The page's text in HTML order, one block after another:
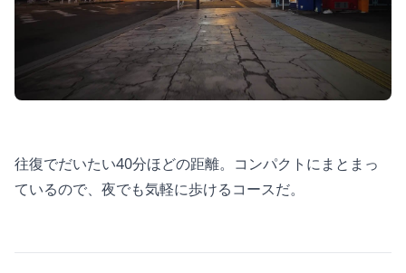
往復でだいたい40分ほどの距離。コンパクトにまとまっ
ているので、夜でも気軽に歩けるコースだ。